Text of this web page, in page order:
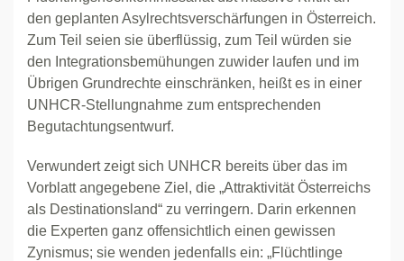
den geplanten Asylrechtsverschärfungen in Österreich.
Zum Teil seien sie überflüssig, zum Teil würden sie
den Integrationsbemühungen zuwider laufen und im
Übrigen Grundrechte einschränken, heißt es in einer
UNHCR-Stellungnahme zum entsprechenden
Begutachtungsentwurf.
Verwundert zeigt sich UNHCR bereits über das im
Vorblatt angegebene Ziel, die „Attraktivität Österreichs
als Destinationsland“ zu verringern. Darin erkennen
die Experten ganz offensichtlich einen gewissen
Zynismus; sie wenden jedenfalls ein: „Flüchtlinge